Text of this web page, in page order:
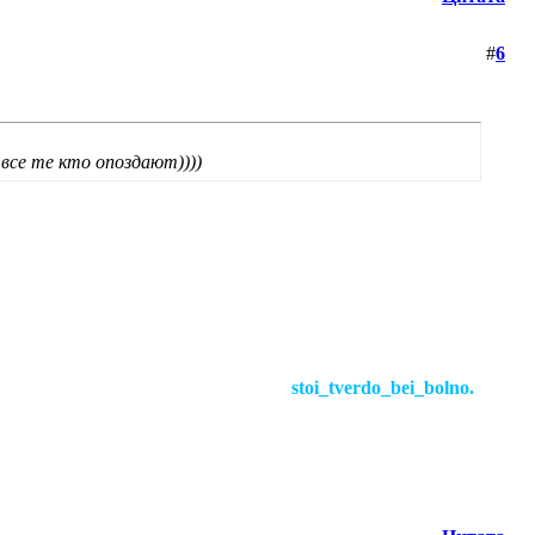
#6
все те кто опоздают))))
stoi_tverdo_bei_bolno.